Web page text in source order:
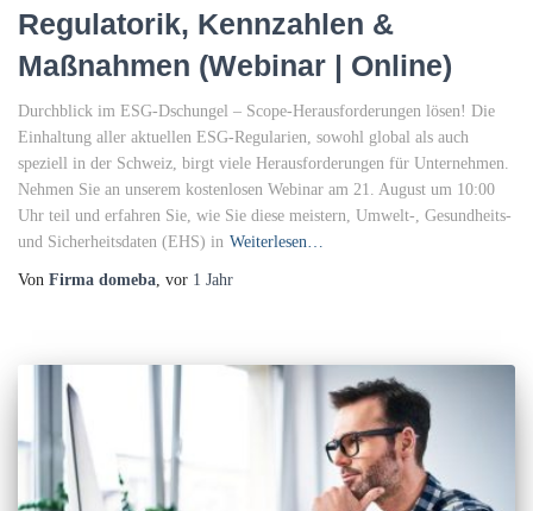
Regulatorik, Kennzahlen &
Maßnahmen (Webinar | Online)
Durchblick im ESG-Dschungel – Scope-Herausforderungen lösen! Die
Einhaltung aller aktuellen ESG-Regularien, sowohl global als auch
speziell in der Schweiz, birgt viele Herausforderungen für Unternehmen.
Nehmen Sie an unserem kostenlosen Webinar am 21. August um 10:00
Uhr teil und erfahren Sie, wie Sie diese meistern, Umwelt-, Gesundheits-
und Sicherheitsdaten (EHS) in Weiterlesen…
Von Firma domeba, vor 1 Jahr